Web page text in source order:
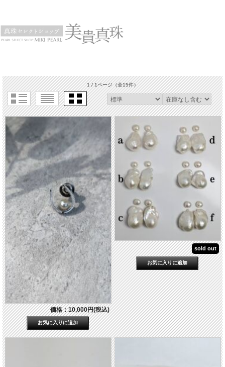
1 / 1ページ（全15件）
価格：10,000円(税込)
sold out